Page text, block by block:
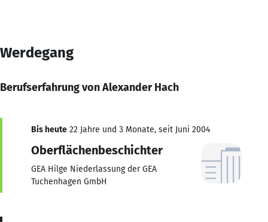
Werdegang
Berufserfahrung von Alexander Hach
Bis heute 22 Jahre und 3 Monate, seit Juni 2004
Oberflächenbeschichter
GEA Hilge Niederlassung der GEA
Tuchenhagen GmbH